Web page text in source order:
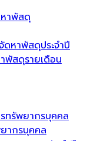
าพัสดุ
ดหาพัสดุประจำปี
พัสดุรายเดือน
ทรัพยากรบุคคล
ากรบุคคล